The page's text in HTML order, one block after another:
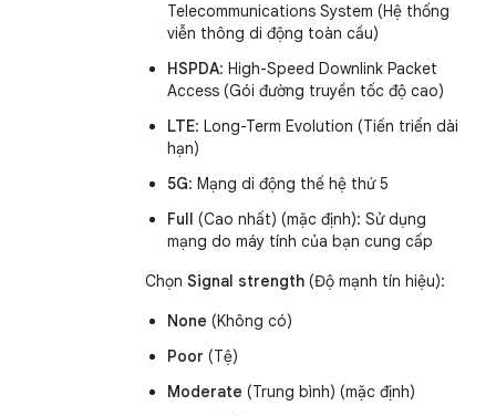
Telecommunications System (Hệ thống
viễn thông di động toàn cầu)
HSPDA: High-Speed Downlink Packet
Access (Gói đường truyền tốc độ cao)
LTE: Long-Term Evolution (Tiến triển dài
hạn)
5G: Mạng di động thế hệ thứ 5
Full (Cao nhất) (mặc định): Sử dụng
mạng do máy tính của bạn cung cấp
Chọn Signal strength (Độ mạnh tín hiệu):
None (Không có)
Poor (Tệ)
Moderate (Trung bình) (mặc định)